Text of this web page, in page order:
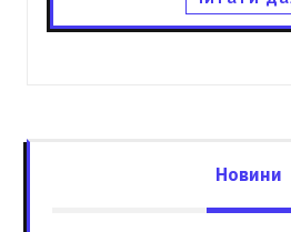
Новини